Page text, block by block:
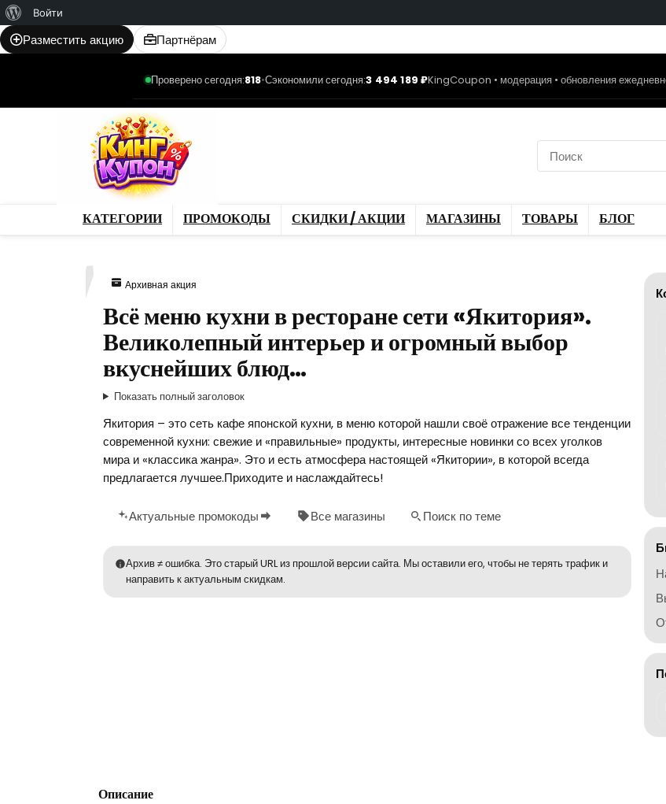
WordPress
Войти
Разместить акцию Партнёрам
Проверено сегодня:818•Сэкономили сегодня:3 494 189 ₽KingCoupon • модерация • обновления
КАТЕГОРИИ ПРОМОКОДЫ СКИДКИ / АКЦИИ МАГАЗИНЫ ТОВАРЫ БЛОГ
Архивная акция
Всё меню кухни в ресторане сети «Якитория».
Великолепный интерьер и огромный выбор
вкуснейших блюд…
Показать полный заголовок
Якитория – это сеть кафе японской кухни, в меню которой нашли своё отражение все тенденции
современной кухни: свежие и «правильные» продукты, интересные новинки со всех уголков
мира и «классика жанра». Это и есть атмосфера настоящей «Якитории», в которой всегда
предлагается лучшее.Приходите и наслаждайтесь!
Актуальные промокоды Все магазины Поиск по теме
Архив ≠ ошибка. Это старый URL из прошлой версии сайта. Мы оставили его, чтобы не терять трафик и
направить к актуальным скидкам.
Описание